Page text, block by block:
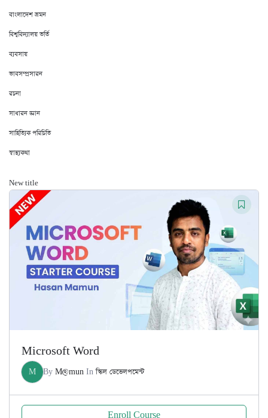
বাংলাদেশ ভ্রমন
বিশ্ববিদ্যালয় ভর্তি
ব্যবসায়
ভাবসম্প্রসারন
রচনা
সাধারন জ্ঞান
সাহিত্যিক পরিচিতি
স্বাস্থ্যকথা
New title
Microsoft Word
M By M@mun Inস্কিল ডেভেলপমেন্ট
Enroll Course